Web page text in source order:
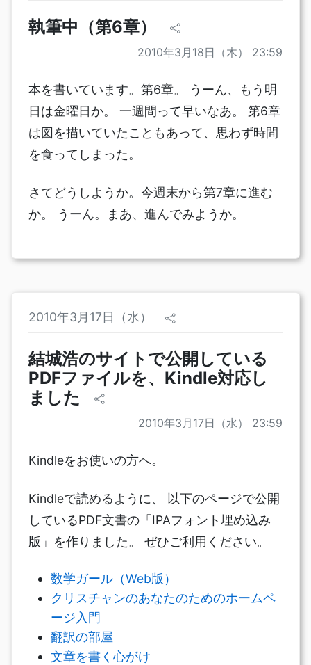
執筆中（第6章）
2010年3月18日（木） 23:59
本を書いています。第6章。 うーん、もう明
日は金曜日か。 一週間って早いなあ。 第6章
は図を描いていたこともあって、思わず時間
を食ってしまった。
さてどうしようか。今週末から第7章に進む
か。 うーん。まあ、進んでみようか。
2010年3月17日（水）
結城浩のサイトで公開している
PDFファイルを、Kindle対応し
ました
2010年3月17日（水） 23:59
Kindleをお使いの方へ。
Kindleで読めるように、 以下のページで公開
しているPDF文書の「IPAフォント埋め込み
版」を作りました。 ぜひご利用ください。
数学ガール（Web版）
クリスチャンのあなたのためのホームペ
ージ入門
翻訳の部屋
文章を書く心がけ